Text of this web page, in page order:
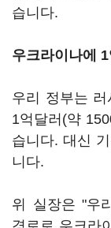
습니다.
우크라이나에
우리 정부는
1억달러(약
습니다. 대신
니다.
위 실장은 "우